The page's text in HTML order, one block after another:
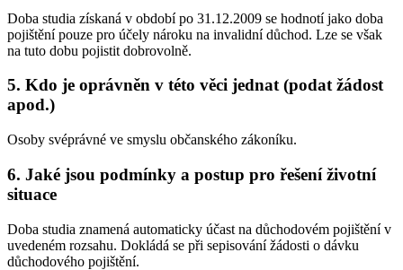
Doba studia získaná v období po 31.12.2009 se hodnotí jako doba
pojištění pouze pro účely nároku na invalidní důchod. Lze se však
na tuto dobu pojistit dobrovolně.
5. Kdo je oprávněn v této věci jednat (podat žádost
apod.)
Osoby svéprávné ve smyslu občanského zákoníku.
6. Jaké jsou podmínky a postup pro řešení životní
situace
Doba studia znamená automaticky účast na důchodovém pojištění v
uvedeném rozsahu. Dokládá se při sepisování žádosti o dávku
důchodového pojištění.